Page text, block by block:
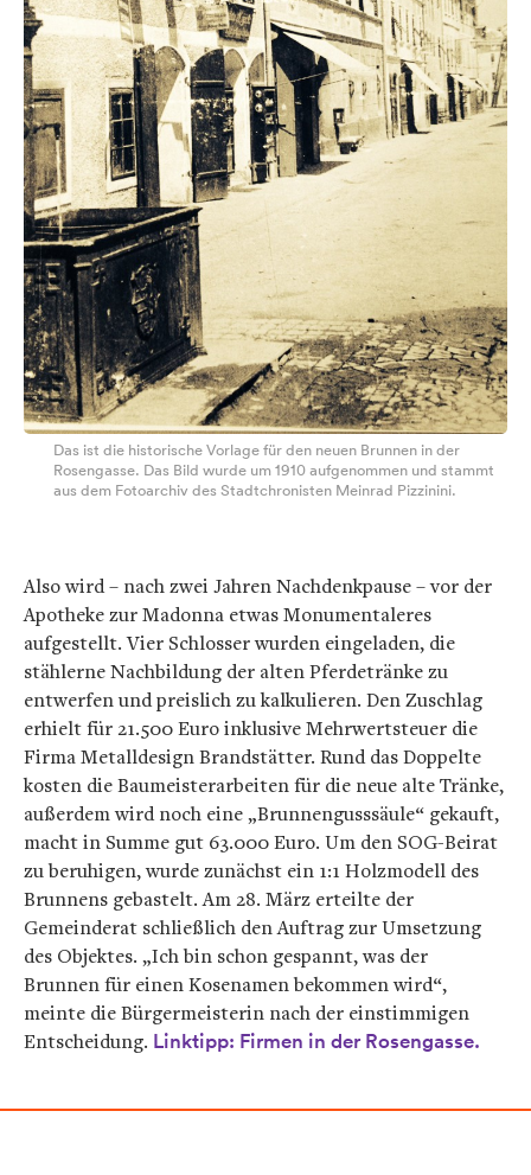
Das ist die historische Vorlage für den neuen Brunnen in der
Rosengasse. Das Bild wurde um 1910 aufgenommen und stammt
aus dem Fotoarchiv des Stadtchronisten Meinrad Pizzinini.
Also wird – nach zwei Jahren Nachdenkpause – vor der
Apotheke zur Madonna etwas Monumentaleres
aufgestellt. Vier Schlosser wurden eingeladen, die
stählerne Nachbildung der alten Pferdetränke zu
entwerfen und preislich zu kalkulieren. Den Zuschlag
erhielt für 21.500 Euro inklusive Mehrwertsteuer die
Firma Metalldesign Brandstätter. Rund das Doppelte
kosten die Baumeisterarbeiten für die neue alte Tränke,
außerdem wird noch eine „Brunnengusssäule“ gekauft,
macht in Summe gut 63.000 Euro. Um den SOG-Beirat
zu beruhigen, wurde zunächst ein 1:1 Holzmodell des
Brunnens gebastelt. Am 28. März erteilte der
Gemeinderat schließlich den Auftrag zur Umsetzung
des Objektes. „Ich bin schon gespannt, was der
Brunnen für einen Kosenamen bekommen wird“,
meinte die Bürgermeisterin nach der einstimmigen
Entscheidung. Linktipp: Firmen in der Rosengasse.